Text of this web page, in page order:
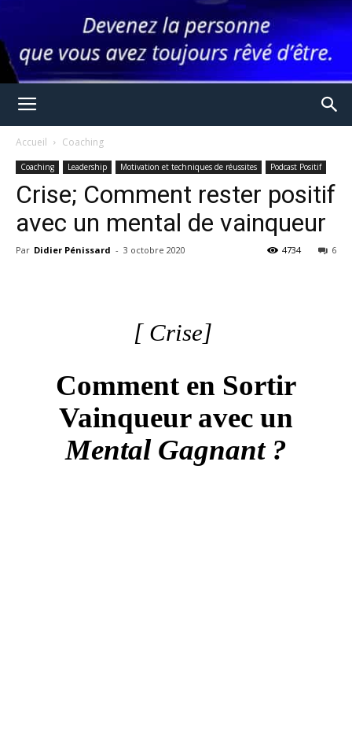
Accueil Coaching
Coaching Leadership Motivation et techniques de réussites Podcast Positif
Crise; Comment rester positif
avec un mental de vainqueur
Par Didier Pénissard - 3 octobre 2020 6
4734
[ Crise]
Comment en Sortir
Vainqueur avec un
Mental Gagnant ?